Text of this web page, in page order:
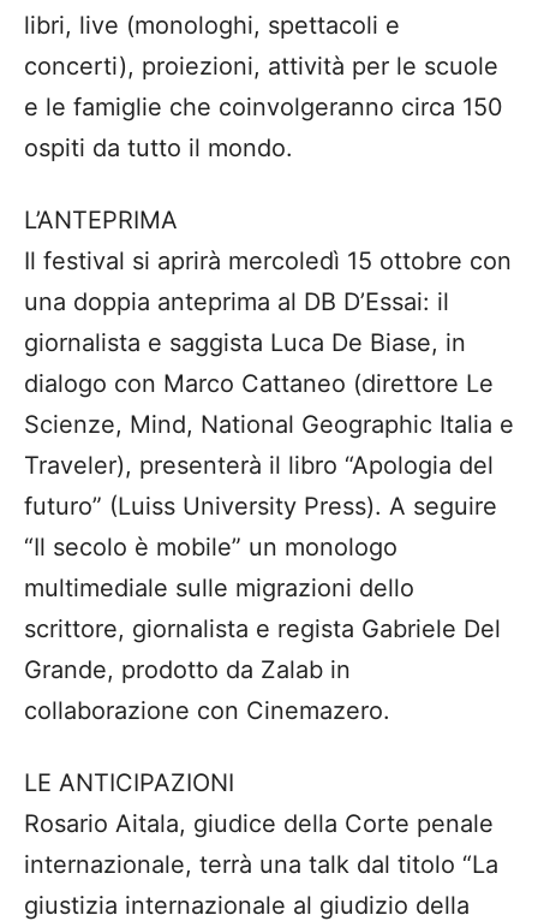
libri, live (monologhi, spettacoli e
concerti), proiezioni, attività per le scuole
e le famiglie che coinvolgeranno circa 150
ospiti da tutto il mondo.
L’ANTEPRIMA
Il festival si aprirà mercoledì 15 ottobre con
una doppia anteprima al DB D’Essai: il
giornalista e saggista Luca De Biase, in
dialogo con Marco Cattaneo (direttore Le
Scienze, Mind, National Geographic Italia e
Traveler), presenterà il libro “Apologia del
futuro” (Luiss University Press). A seguire
“Il secolo è mobile” un monologo
multimediale sulle migrazioni dello
scrittore, giornalista e regista Gabriele Del
Grande, prodotto da Zalab in
collaborazione con Cinemazero.
LE ANTICIPAZIONI
Rosario Aitala, giudice della Corte penale
internazionale, terrà una talk dal titolo “La
giustizia internazionale al giudizio della